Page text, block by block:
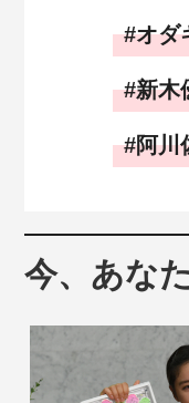
オダ
新木
阿川
今、あな